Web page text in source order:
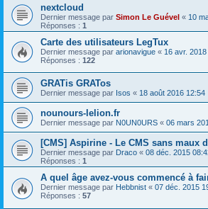
nextcloud
Dernier message par Simon Le Guével « 10
Réponses : 1
Carte des utilisateurs LegTux
Dernier message par arionavigue « 16 avr.
Réponses : 122
GRATis GRATos
Dernier message par Isos « 18 août 2016 12:54
nounours-lelion.fr
Dernier message par N0UN0URS « 06 mars
[CMS] Aspirine - Le CMS sans maux
Dernier message par Draco « 08 déc. 2015
Réponses : 1
A quel âge avez-vous commencé à
Dernier message par Hebbnist « 07 déc. 2015
Réponses : 57